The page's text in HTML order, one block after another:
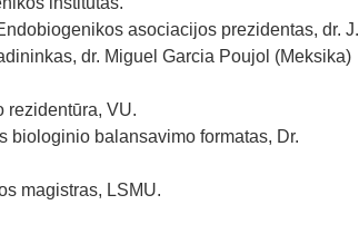
asociacijos prezidentas, dr. J.
dr. Miguel Garcia Poujol (Meksika)
rezidentūra, VU.
biologinio balansavimo formatas, Dr.
magistras, LSMU.